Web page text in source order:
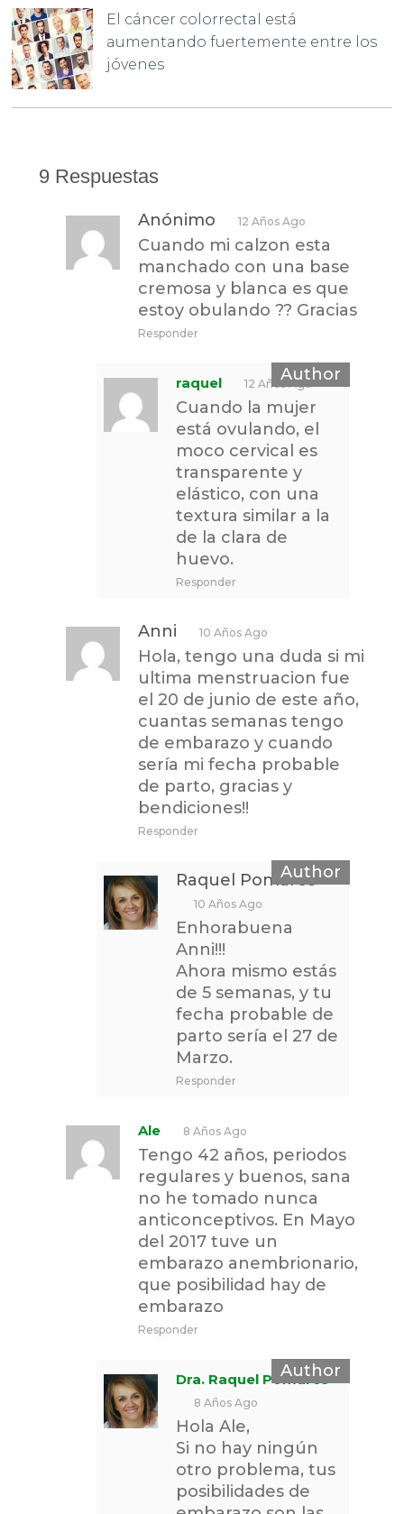
El cáncer colorrectal está
aumentando fuertemente entre los
jóvenes
9 Respuestas
Anónimo 12 Años Ago
Cuando mi calzon esta
manchado con una base
cremosa y blanca es que
estoy obulando ?? Gracias
Responder
raquel 12 Años Ago
Cuando la mujer
está ovulando, el
moco cervical es
transparente y
elástico, con una
textura similar a la
de la clara de
huevo.
Responder
Anni 10 Años Ago
Hola, tengo una duda si mi
ultima menstruacion fue
el 20 de junio de este año,
cuantas semanas tengo
de embarazo y cuando
sería mi fecha probable
de parto, gracias y
bendiciones!!
Responder
Raquel Pomares
10 Años Ago
Enhorabuena
Anni!!!
Ahora mismo estás
de 5 semanas, y tu
fecha probable de
parto sería el 27 de
Marzo.
Responder
Ale 8 Años Ago
Tengo 42 años, periodos
regulares y buenos, sana
no he tomado nunca
anticonceptivos. En Mayo
del 2017 tuve un
embarazo anembrionario,
que posibilidad hay de
embarazo
Responder
Dra. Raquel Pomares
8 Años Ago
Hola Ale,
Si no hay ningún
otro problema, tus
posibilidades de